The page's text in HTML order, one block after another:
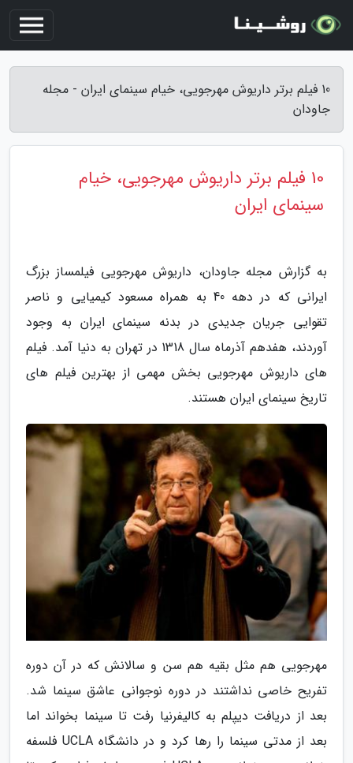
10 فیلم برتر داریوش مهرجویی، خیام سینمای ایران - مجله
جاودان
10 فیلم برتر داریوش مهرجویی، خیام
سینمای ایران
به گزارش مجله جاودان، داریوش مهرجویی فیلمساز بزرگ
ایرانی که در دهه 40 به همراه مسعود کیمیایی و ناصر
تقوایی جریان جدیدی در بدنه سینمای ایران به وجود
آوردند، هفدهم آذرماه سال 1318 در تهران به دنیا آمد. فیلم
های داریوش مهرجویی بخش مهمی از بهترین فیلم های
تاریخ سینمای ایران هستند.
مهرجویی هم مثل بقیه هم سن و سالانش که در آن دوره
تفریح خاصی نداشتند در دوره نوجوانی عاشق سینما شد.
بعد از دریافت دیپلم به کالیفرنیا رفت تا سینما بخواند اما
بعد از مدتی سینما را رها کرد و در دانشگاه UCLA فلسفه